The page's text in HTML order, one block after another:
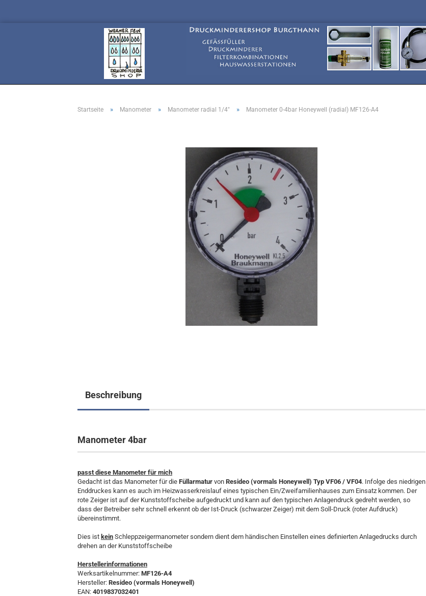
Startseite » Manometer » Manometer radial 1/4" » Manometer 0-4bar Honeywell (radial) MF126-A4
Beschreibung
Manometer 4bar
passt diese Manometer für mich
Gedacht ist das Manometer für die Füllarmatur von Resideo (vormals Honeywell) Typ VF06 / VF04. Infolge des niedrigen
Enddruckes kann es auch im Heizwasserkreislauf eines typischen Ein/Zweifamilienhauses zum Einsatz kommen. Der
rote Zeiger ist auf der Kunststoffscheibe aufgedruckt und kann auf den typischen Anlagendruck gedreht werden, so
dass der Betreiber sehr schnell erkennt ob der Ist-Druck (schwarzer Zeiger) mit dem Soll-Druck (roter Aufdruck)
übereinstimmt.
Dies ist kein Schleppzeigermanometer sondern dient dem händischen Einstellen eines definierten Anlagedrucks durch
drehen an der Kunststoffscheibe
Herstellerinformationen
Werksartikelnummer: MF126-A4
Hersteller: Resideo (vormals Honeywell)
EAN: 4019837032401